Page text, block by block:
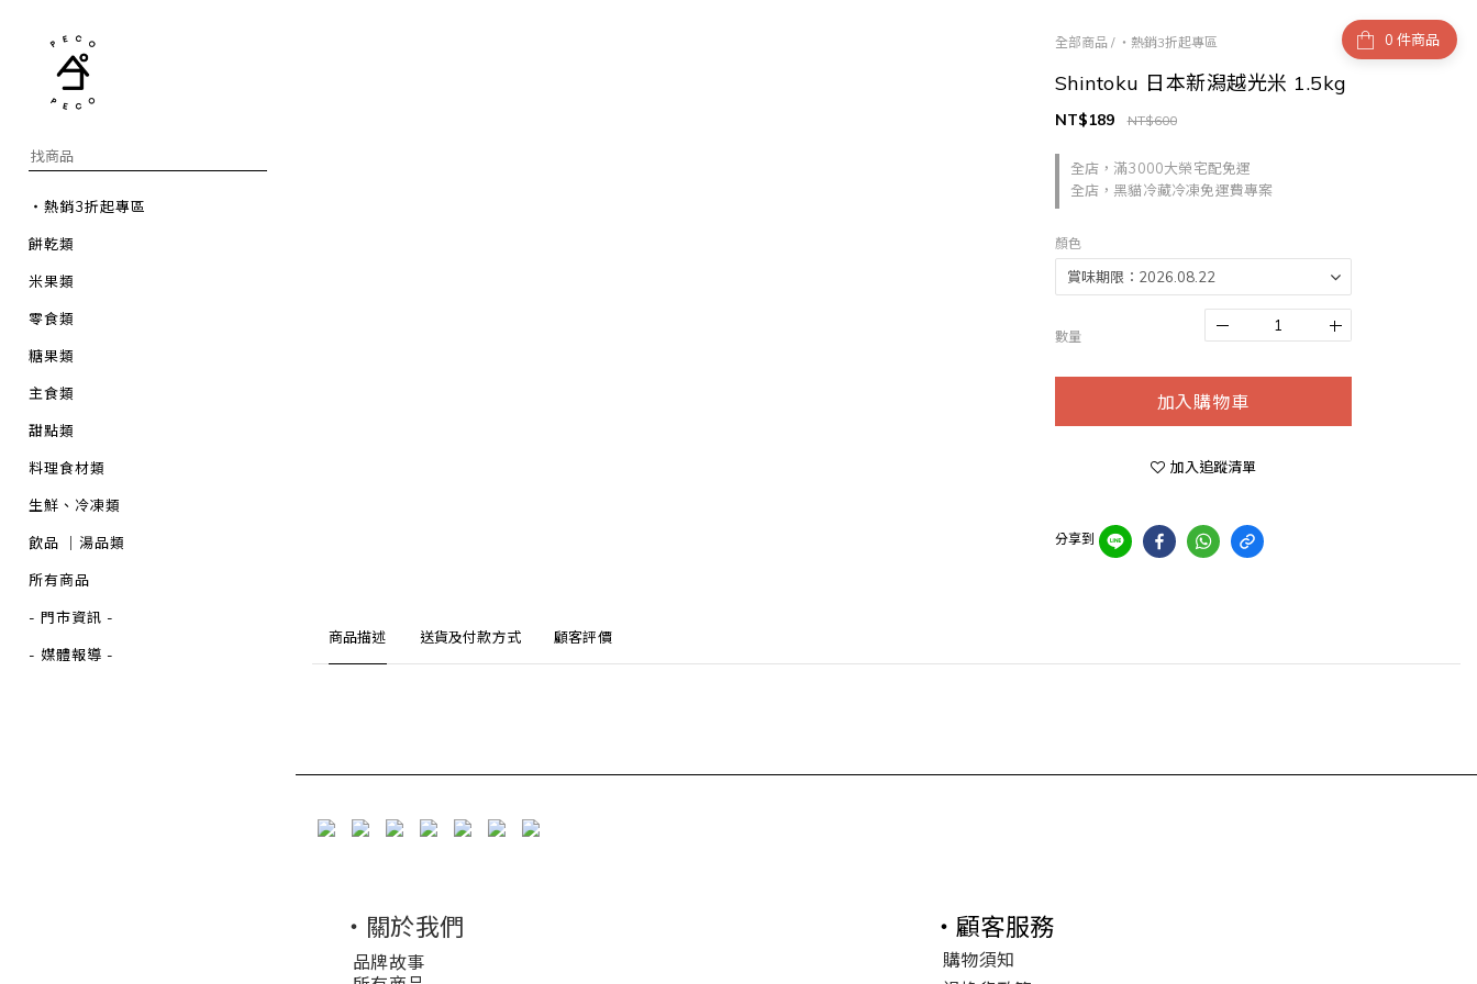
・熱銷3折起專區
餅乾類
米果類
零食類
糖果類
主食類
甜點類
料理食材類
生鮮、冷凍類
飲品 ｜湯品類
所有商品
- 門市資訊 -
- 媒體報導 -
件商品
全部商品 / ・熱銷3折起專區
Shintoku 日本新潟越光米 1.5kg
全店，滿3000大榮宅配免運
全店，黑貓冷藏冷凍免運費專案
NT$600
NT$189
顏色
數量
加入購物車
加入追蹤清單
分享到
商品描述 送貨及付款方式 顧客評價
・關於我們
品牌故事
・顧客服務
購物須知